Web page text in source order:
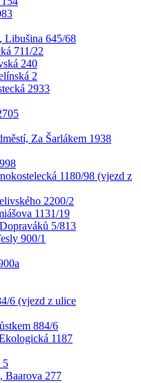
Libušina 645/68
711/22
240
2
2933
Za Šarlákem 1938
1180/98 (vjezd z
2200/2
1131/19
5/813
900/1
6 (vjezd z ulice
884/6
1187
5
Baarova 277